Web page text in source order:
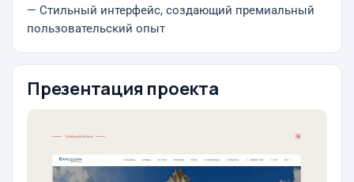
— Стильный интерфейс, создающий премиальный
пользовательский опыт
Презентация проекта